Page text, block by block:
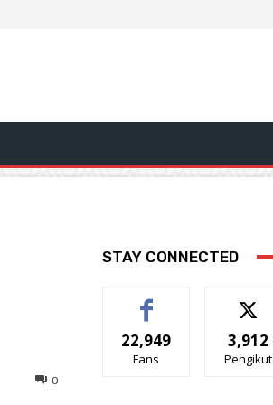
0
STAY CONNECTED
22,949
Fans
3,912
Pengikut